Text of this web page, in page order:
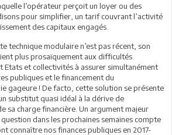
l’opérateur perçoit un loyer ou des
pour simplifier, un tarif couvrant l’activité
des capitaux engagés.
technique modulaire n’est pas récent, son
plus prosaïquement aux difficultés
Etats et collectivités à assurer simultanément
publiques et le financement du
gageure ! De facto, cette solution se présente
substitut quasi idéal à la dérive de
sa charge financière. Un argument majeur
dans les prochaines semaines compte
connaître nos finances publiques en 2017-